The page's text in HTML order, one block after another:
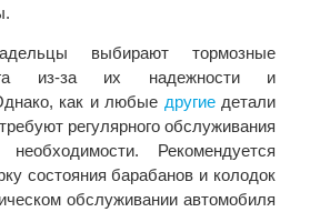
выбирают тормозные
из-за их надежности и
как и любые другиедетали
регулярного обслуживания
Рекомендуется
состояния барабанов и колодок
обслуживании автомобиля